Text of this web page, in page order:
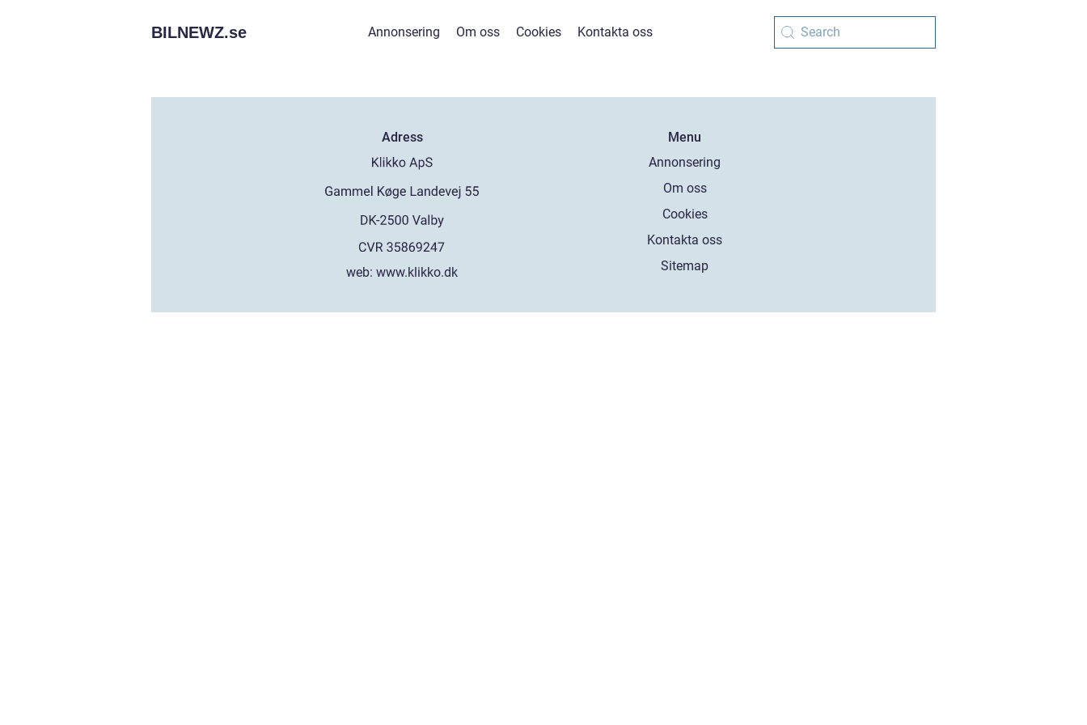
BILNEWZ.se Annonsering Om oss Cookies Kontakta oss
Adress
web:www.klikko.dk
Menu
Annonsering
Om oss
Cookies
Kontakta oss
Sitemap